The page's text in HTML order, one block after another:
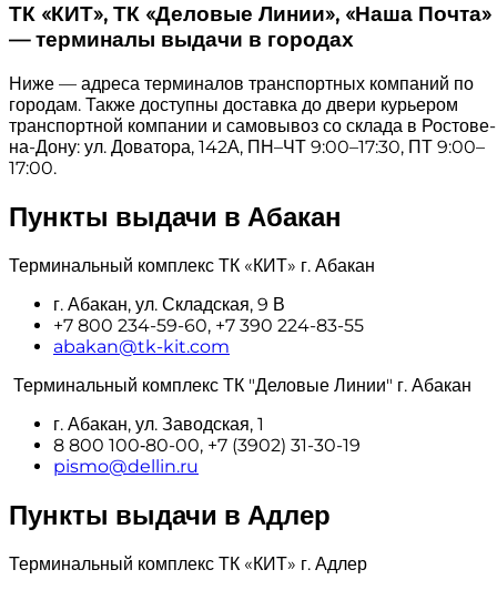
ТК «КИТ», ТК «Деловые Линии», «Наша Почта»
— терминалы выдачи в городах
Ниже — адреса терминалов транспортных компаний по
городам. Также доступны доставка до двери курьером
транспортной компании и самовывоз со склада в Ростове-
на-Дону: ул. Доватора, 142А, ПН–ЧТ 9:00–17:30, ПТ 9:00–
17:00.
Пункты выдачи в Абакан
Терминальный комплекс ТК «КИТ» г. Абакан
г. Абакан, ул. Складская, 9 В
+7 800 234-59-60, +7 390 224-83-55
abakan@tk-kit.com
Терминальный комплекс ТК "Деловые Линии" г. Абакан
г. Абакан, ул. Заводская, 1
8 800 100‑80-00, +7 (3902) 31-30-19
pismo@dellin.ru
Пункты выдачи в Адлер
Терминальный комплекс ТК «КИТ» г. Адлер